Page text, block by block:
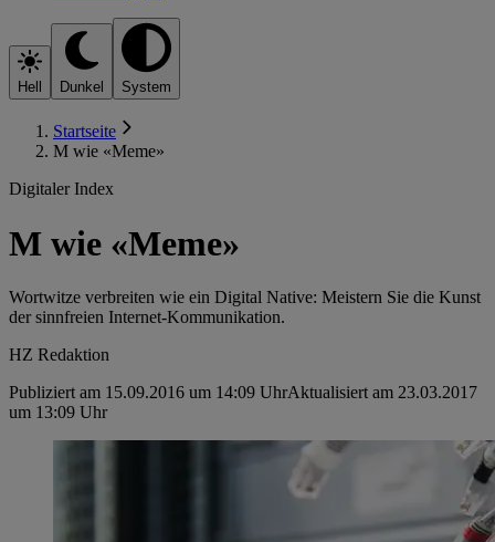
Hell Dunkel System
Startseite
M wie «Meme»
Digitaler Index
M wie «Meme»
Wortwitze verbreiten wie ein Digital Native: Meistern Sie die Kunst
der sinnfreien Internet-Kommunikation.
HZ Redaktion
Publiziert am 15.09.2016 um 14:09 UhrAktualisiert am 23.03.2017
um 13:09 Uhr